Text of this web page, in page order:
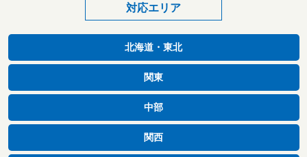
対応エリア
北海道・東北
関東
中部
関西